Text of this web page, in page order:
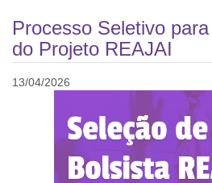
Processo Seletivo
do Projeto REAJAI
13/04/2026